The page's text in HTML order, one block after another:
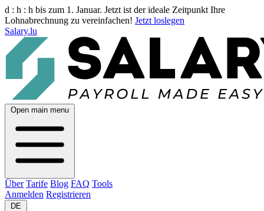
d : h : h bis zum 1. Januar. Jetzt ist der ideale Zeitpunkt Ihre
Lohnabrechnung zu vereinfachen! Jetzt loslegen
Salary.lu
Open main menu
Über Tarife Blog FAQ Tools
Anmelden Registrieren
DE